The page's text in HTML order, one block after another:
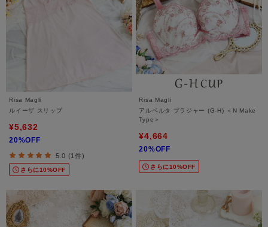
Risa Magli
ルイーザ スリップ
¥5,632
20%OFF
5.0 (1件)
さらに10%OFF
Risa Magli
アルベルタ ブラジャー (G-H) ＜N Make
Type＞
¥4,664
20%OFF
さらに10%OFF